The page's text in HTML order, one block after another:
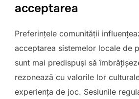
acceptarea
Preferințele comunității
acceptarea sistemelor locale de
sunt mai predispuși să
rezonează cu valorile lor
experiența de joc. Sesiunile